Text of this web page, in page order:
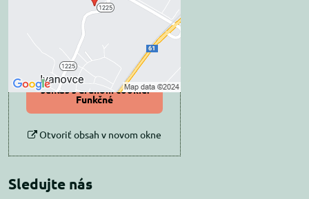
Prajete si načítať externý obsah?
Povoliť tentokrát
Povoliť a zapamätať -
súhlas s druhom cookie:
Funkčné
Otvoriť obsah v novom okne
Sledujte nás